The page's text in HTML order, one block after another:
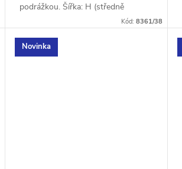
podrážkou. Šířka: H (středně
široká) VELIKOSTNÍ TABULKA
Kód: 8361/38
Novinka